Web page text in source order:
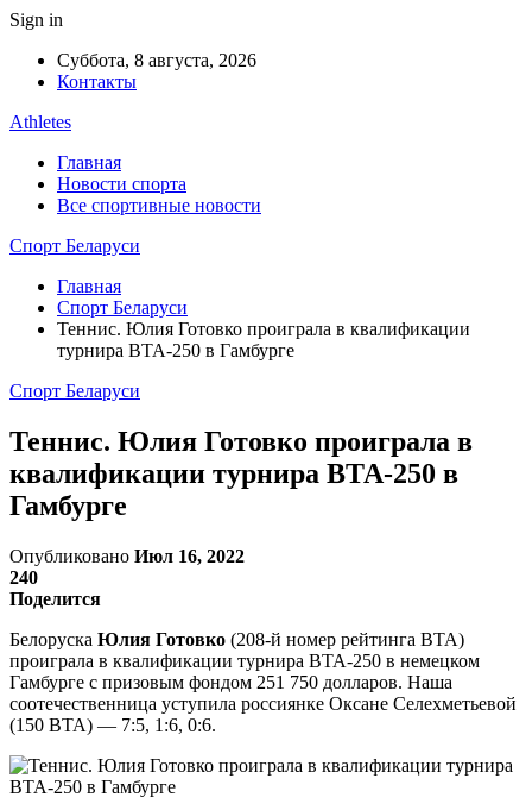
Sign in
Суббота, 8 августа, 2026
Контакты
Athletes
Главная
Новости спорта
Все спортивные новости
Спорт Беларуси
Главная
Спорт Беларуси
Теннис. Юлия Готовко проиграла в квалификации
турнира ВТА-250 в Гамбурге
Спорт Беларуси
Теннис. Юлия Готовко проиграла в
квалификации турнира ВТА-250 в
Гамбурге
Опубликовано Июл 16, 2022
240
Поделится
Белоруска Юлия Готовко (208-й номер рейтинга ВТА)
проиграла в квалификации турнира ВТА-250 в немецком
Гамбурге с призовым фондом 251 750 долларов. Наша
соотечественница уступила россиянке Оксане Селехметьевой
(150 ВТА) — 7:5, 1:6, 0:6.